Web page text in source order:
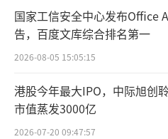
一条正常运转的脱盐乳
中国第一条乳铁蛋白自
地国内首条α-乳白蛋白
关键核心原料的100%
国家工信安全中心发布Office
告，百度文库综合排名第一
2026-08-05 15:05:15
港股今年最大IPO，中际旭创
市值蒸发3000亿
2026-07-20 09:47:57